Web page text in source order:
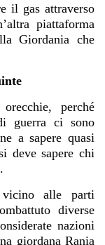
il gas attraverso
piattaforma
Giordania che
perché
guerra ci sono
a sapere quasi
deve sapere chi
alle parti
diverse
nazioni
giordana Rania